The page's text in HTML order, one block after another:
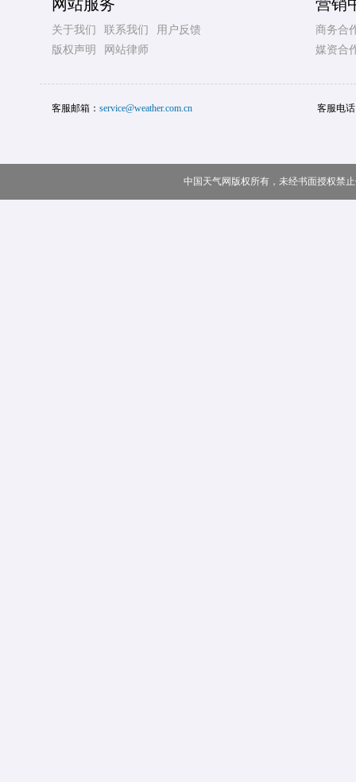
网站服务
关于我们 联系我们
用户反馈
版权声明
网站律师
营销
商务合
媒资合
客服邮箱： service@weather.com.cn 客服电
中国天气网版权所有，未经书面授权